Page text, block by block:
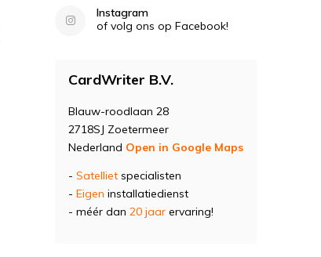
Instagram
of volg ons op Facebook!
CardWriter B.V.
Blauw-roodlaan 28
2718SJ Zoetermeer
Nederland Open in Google Maps
- Satelliet specialisten
- Eigen installatiedienst
- méér dan 20 jaar ervaring!